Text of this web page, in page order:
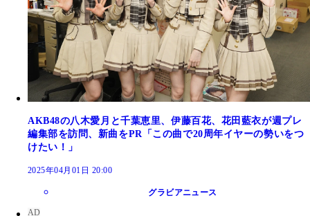
AKB48の八木愛月と千葉恵里、伊藤百花、花田藍衣が週プレ
編集部を訪問、新曲をPR「この曲で20周年イヤーの勢いをつ
けたい！」
2025年04月01日 20:00
グラビアニュース